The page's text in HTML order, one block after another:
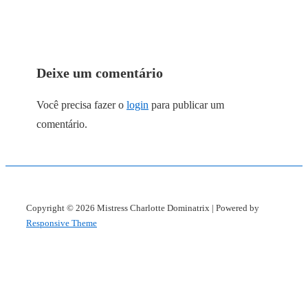
Deixe um comentário
Você precisa fazer o login para publicar um
comentário.
Copyright © 2026 Mistress Charlotte Dominatrix | Powered by
Responsive Theme